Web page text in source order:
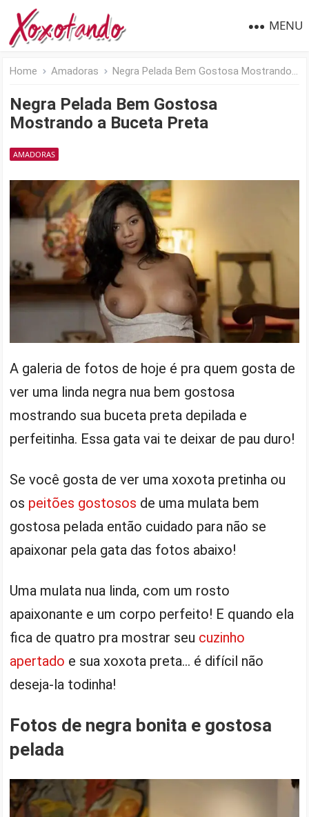
MENU
Home Amadoras Negra Pelada Bem Gostosa Mostrando a Buceta Preta
Negra Pelada Bem Gostosa
Mostrando a Buceta Preta
AMADORAS
A galeria de fotos de hoje é pra quem gosta de
ver uma linda negra nua bem gostosa
mostrando sua buceta preta depilada e
perfeitinha. Essa gata vai te deixar de pau duro!
Se você gosta de ver uma xoxota pretinha ou
os peitões gostosos de uma mulata bem
gostosa pelada então cuidado para não se
apaixonar pela gata das fotos abaixo!
Uma mulata nua linda, com um rosto
apaixonante e um corpo perfeito! E quando ela
fica de quatro pra mostrar seu cuzinho
apertado e sua xoxota preta… é difícil não
deseja-la todinha!
Fotos de negra bonita e gostosa
pelada